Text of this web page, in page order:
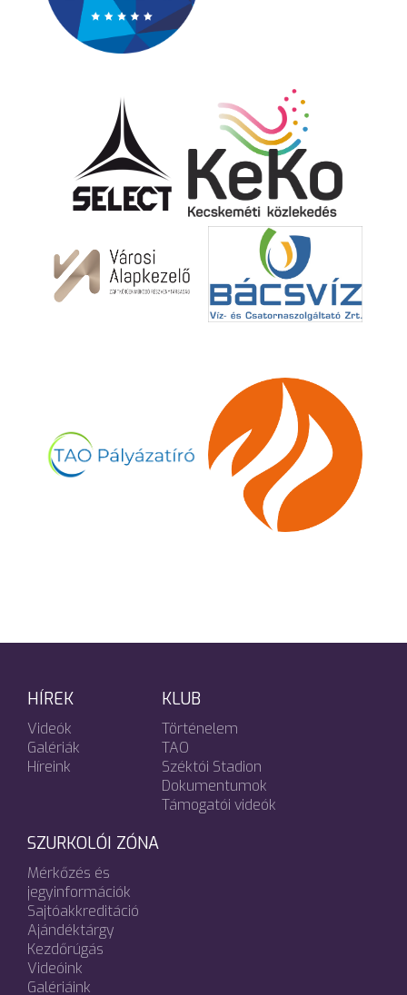
HÍREK
Videók
Galériák
Híreink
KLUB
Történelem
TAO
Széktói Stadion
Dokumentumok
Támogatói videók
SZURKOLÓI ZÓNA
Mérkőzés és
jegyinformációk
Sajtóakkreditáció
Ajándéktárgy
Kezdőrúgás
Videóink
Galériáink